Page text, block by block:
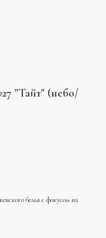
"Тайт" (небо/
белья с фокусом на